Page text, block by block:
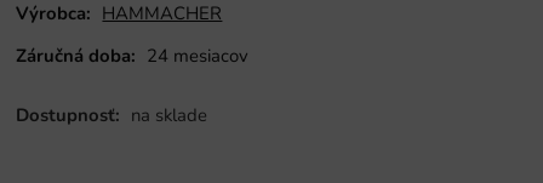
Výrobca: HAMMACHER
Záručná doba: 24 mesiacov
Dostupnosť: na sklade